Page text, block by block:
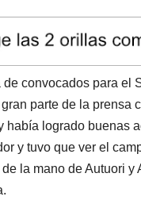
convocados para el
parte de la prensa
había logrado buenas
y tuvo que ver el
la mano de Autuori